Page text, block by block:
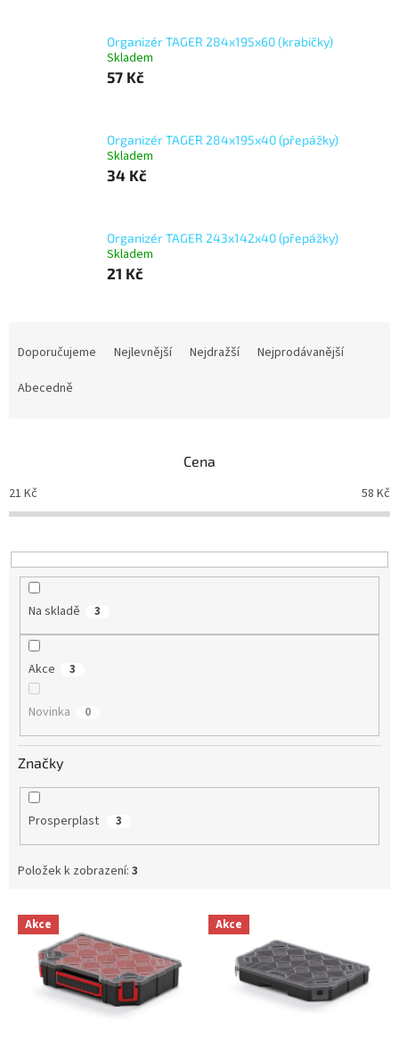
Organizér TAGER 284x195x60 (krabičky)
Skladem
57 Kč
Organizér TAGER 284x195x40 (přepážky)
Skladem
34 Kč
Organizér TAGER 243x142x40 (přepážky)
Skladem
21 Kč
o
d
k
t
Doporučujeme Nejlevnější Nejdražší
Nejprodávanější
Abecedně
Cena
21 Kč 58 Kč
Na skladě 3
Akce 3
Novinka 0
Značky
Prosperplast 3
Položek k zobrazení: 3
V Akce Akce